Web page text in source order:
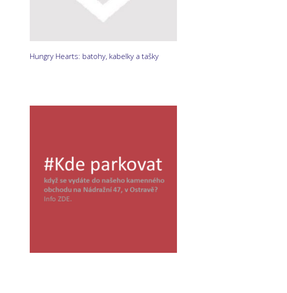
Hungry Hearts: batohy, kabelky a tašky